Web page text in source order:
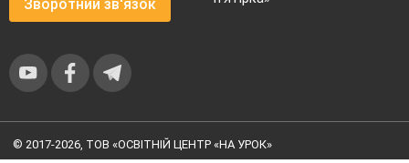
Зворотний зв'язок
© 2017-2026, ТОВ «ОСВІТНІЙ ЦЕНТР «НА УРОК»